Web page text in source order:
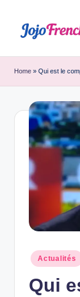
o
j
o
Home » Qui est le
Posted
in
Actualités
Qui